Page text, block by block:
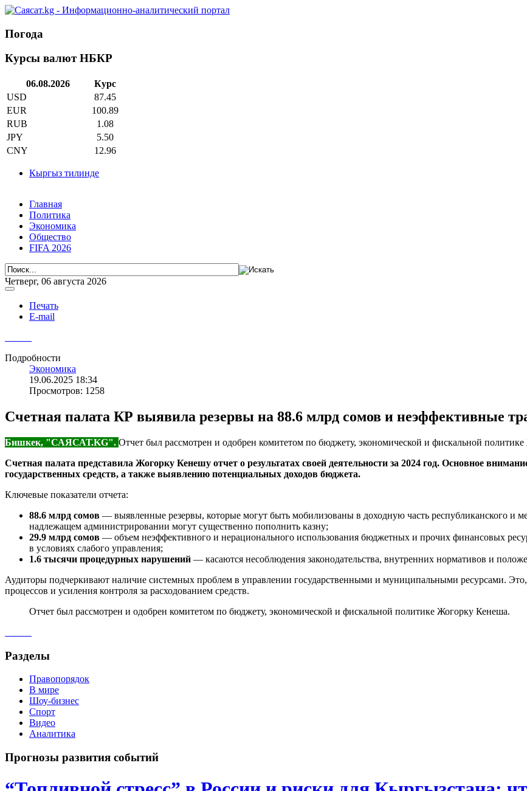
Погода
Курсы валют НБКР
06.08.2026
Курс
USD
87.45
EUR
100.89
RUB
1.08
JPY
5.50
CNY
12.96
Кыргыз тилинде
Главная
Политика
Экономика
Общество
FIFA 2026
Четверг, 06 августа 2026
Печать
E-mail
Подробности
Экономика
19.06.2025 18:34
Просмотров: 1258
Счетная палата КР выявила резервы на 88.6 млрд сомов и неэффективные
Бишкек, "САЯСАТ.KG". Отчет был рассмотрен и одобрен комитетом по бюджету, экономической и фискальной
Счетная палата представила Жогорку Кенешу отчет о результатах своей деятельности за 2024 год. Основное
государственных средств, а также выявлению потенциальных доходов бюджета.
Ключевые показатели отчета:
88.6 млрд сомов — выявленные резервы, которые могут быть мобилизованы в доходную часть республиканского и
надлежащем администрировании могут существенно пополнить казну;
29.9 млрд сомов — объем неэффективного и нерационального использования бюджетных и прочих финансовых
в условиях слабого управления;
1.6 тысячи процедурных нарушений — касаются несоблюдения законодательства, внутренних нормативов и
Аудиторы подчеркивают наличие системных проблем в управлении государственными и муниципальными ресурсами.
процессов и усиления контроля за расходованием средств.
Отчет был рассмотрен и одобрен комитетом по бюджету, экономической и фискальной политике Жогорку Кенеша.
Разделы
Правопорядок
В мире
Шоу-бизнес
Спорт
Видео
Аналитика
Прогнозы развития событий